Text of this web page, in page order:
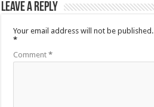
Leave a Reply
Your email address will not be published.
*
Comment*